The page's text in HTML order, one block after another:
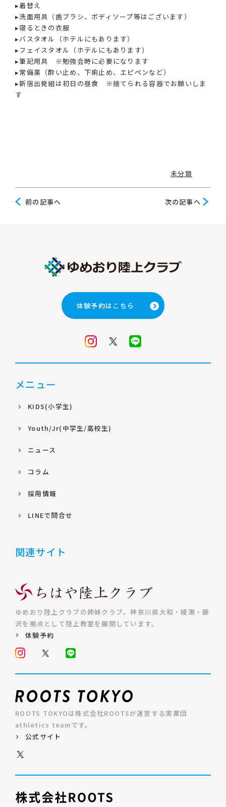
▸着替え
▸洗面用具（歯ブラシ、ボディソープ等はございます）
▸寝るときの衣服
▸バスタオル（ホテルにもあります）
▸フェイスタオル（ホテルにもあります）
▸筆記用具 ※勉強会時に必要になります
▸常備薬（酔い止め、下痢止め、エピペンなど）
▸新宿出発組は初日の昼食 ※捨てられる容器でお願いしま
す
未分類
前
前の記事へ
次
次の記事へ
体験予約はこちら
メニュー
KIDS(小学生)
Youth/Jr(中学生/高校生)
ニュース
コラム
採用情報
LINEで問合せ
関連サイト
ゆめおり陸上クラブの姉妹クラブ。神奈川県大和・綾瀬・藤
沢を拠点として陸上教室を展開しています。
体験予約
ROOTS TOKYOは株式会社ROOTSが運営する実業団
athletics teamです。
公式サイト